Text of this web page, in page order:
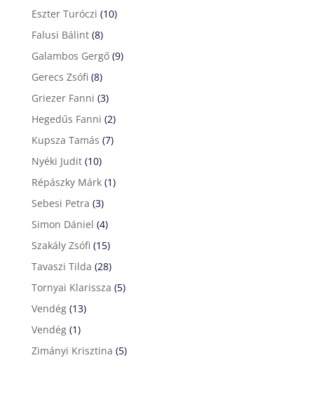
Eszter Turóczi (10)
Falusi Bálint(8)
Galambos Gergő(9)
Gerecs Zsófi (8)
Griezer Fanni (3)
Hegedűs Fanni (2)
Kupsza Tamás (7)
Nyéki Judit(10)
Répászky Márk(1)
Sebesi Petra (3)
Simon Dániel (4)
Szakály Zsófi (15)
Tavaszi Tilda (28)
Tornyai Klarissza (5)
Vendég(13)
Vendég(1)
Zimányi Krisztina (5)